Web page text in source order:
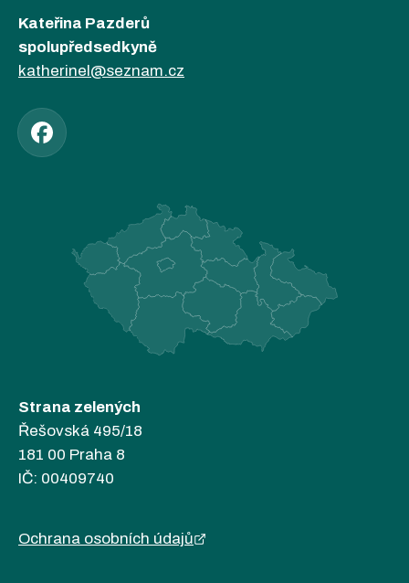
Kateřina Pazderů
spolupředsedkyně
katherinel@seznam.cz
Strana zelených
Řešovská 495/18
181 00 Praha 8
IČ: 00409740
Ochrana osobních údajů